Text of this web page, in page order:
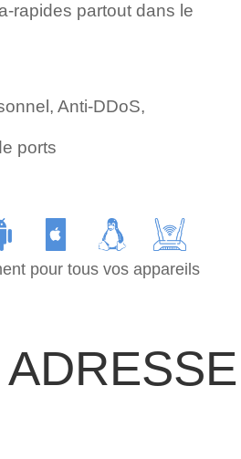
rapides partout dans le
Anti-DDoS,
ports
pour tous vos appareils